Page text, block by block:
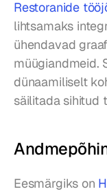
Restoranide
lihtsamaks
ühendavad
müügiandmeid.
dünaamiliselt
säilitada sihitud
Eesmärgiks on